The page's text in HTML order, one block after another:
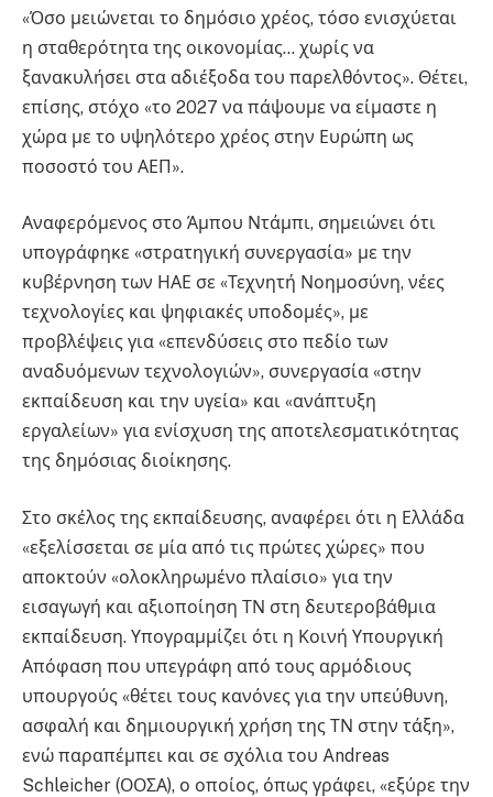
«Όσο μειώνεται το δημόσιο χρέος, τόσο ενισχύεται
η σταθερότητα της οικονομίας… χωρίς να
ξανακυλήσει στα αδιέξοδα του παρελθόντος». Θέτει,
επίσης, στόχο «το 2027 να πάψουμε να είμαστε η
χώρα με το υψηλότερο χρέος στην Ευρώπη ως
ποσοστό του ΑΕΠ».
Αναφερόμενος στο Άμπου Ντάμπι, σημειώνει ότι
υπογράφηκε «στρατηγική συνεργασία» με την
κυβέρνηση των ΗΑΕ σε «Τεχνητή Νοημοσύνη, νέες
τεχνολογίες και ψηφιακές υποδομές», με
προβλέψεις για «επενδύσεις στο πεδίο των
αναδυόμενων τεχνολογιών», συνεργασία «στην
εκπαίδευση και την υγεία» και «ανάπτυξη
εργαλείων» για ενίσχυση της αποτελεσματικότητας
της δημόσιας διοίκησης.
Στο σκέλος της εκπαίδευσης, αναφέρει ότι η Ελλάδα
«εξελίσσεται σε μία από τις πρώτες χώρες» που
αποκτούν «ολοκληρωμένο πλαίσιο» για την
εισαγωγή και αξιοποίηση ΤΝ στη δευτεροβάθμια
εκπαίδευση. Υπογραμμίζει ότι η Κοινή Υπουργική
Απόφαση που υπεγράφη από τους αρμόδιους
υπουργούς «θέτει τους κανόνες για την υπεύθυνη,
ασφαλή και δημιουργική χρήση της ΤΝ στην τάξη»,
ενώ παραπέμπει και σε σχόλια του Andreas
Schleicher (ΟΟΣΑ), ο οποίος, όπως γράφει, «εξύρε την